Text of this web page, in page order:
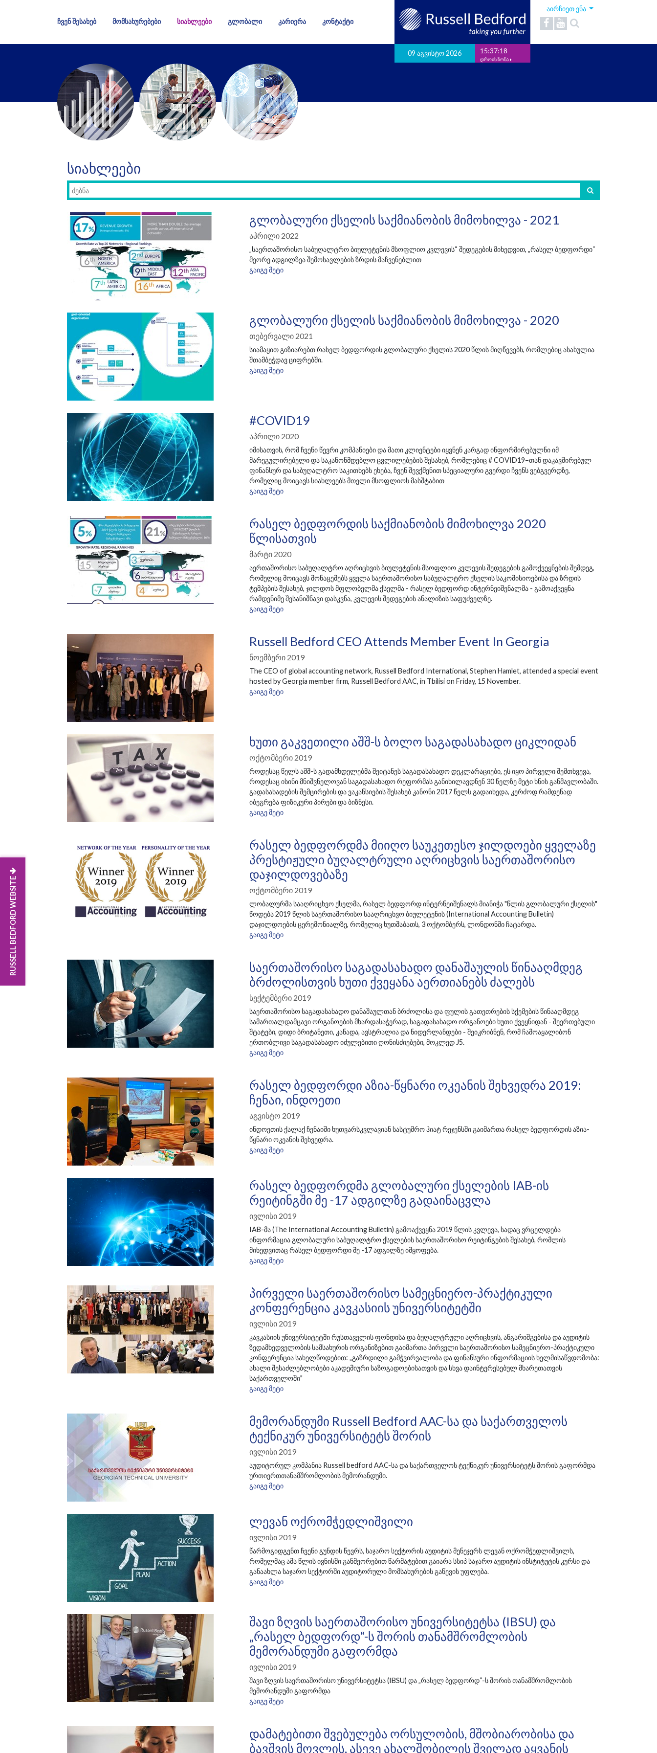
აირჩიეთ ენა
09 აგვისტო 2026 15:37:19
დროის ზონა
ᲩᲕᲔᲜ ᲨᲔᲡᲐᲮᲔᲑ ᲛᲝᲛᲡᲐᲮᲣᲠᲔᲑᲔᲑᲘ ᲡᲘᲐᲮᲚᲔᲔᲑᲘ ᲒᲚᲝᲑᲐᲚᲘ ᲙᲐᲠᲘᲔᲠᲐ ᲙᲝᲜᲢᲐᲥᲢᲘ
RUSSELL BEDFORD WEBSITE
ᲡᲘᲐᲮᲚᲔᲔᲑᲘ
Გლობალური Ქსელის Საქმიანობის Მიმოხილვა - 2021
Აპრილი 2022
„საერთაშორისო საბუღალტრო ბიულეტენის მსოფლიო კვლევის“ შედეგების მიხედვით, „რასელ ბედფორდი“
მეორე ადგილზეა შემოსავლების ზრდის მაჩვენებლით
ᲒᲐᲘᲒᲔ ᲛᲔᲢᲘ
Გლობალური Ქსელის Საქმიანობის Მიმოხილვა - 2020
Თებერვალი 2021
სიამაყით გიზიარებთ რასელ ბედფორდის გლობალური ქსელის 2020 წლის მიღწევებს, რომლებიც ასახულია
შთამბეჭდავ ციფრებში.
ᲒᲐᲘᲒᲔ ᲛᲔᲢᲘ
#COVID19
Აპრილი 2020
იმისათვის, რომ ჩვენი წევრი კომპანიები და მათი კლიენტები იყვნენ კარგად ინფორმირებულნი იმ
მარეგულირებელი და საკანონმდებლო ცვლილებების შესახებ, რომლებიც # COVID19–თან დაკავშირებულ
ფინანსურ და საბუღალტრო საკითხებს ეხება, ჩვენ შევქმენით სპეციალური გვერდი ჩვენს ვებგვერდზე,
რომელიც მოიცავს სიახლეებს მთელი მსოფლიოს მასშტაბით
ᲒᲐᲘᲒᲔ ᲛᲔᲢᲘ
Რასელ Ბედფორდის Საქმიანობის Მიმოხილვა 2020
Წლისათვის
Მარტი 2020
აერთაშორისო საბუღალტრო აღრიცხვის ბიულეტენის მსოფლიო კვლევის შედეგების გამოქვეყნების შემდეგ,
რომელიც მოიცავს მონაცემებს ყველა საერთაშორისო საბუღალტრო ქსელის საკომისიოებისა და ზრდის
ტემპების შესახებ, ჯილდოს მფლობელმა ქსელმა - რასელ ბედფორდ ინტერნეიშენალმა - გამოაქვეყნა
რამდენიმე შესანიშნავი დასკვნა, კვლევის შედეგების ანალიზის საფუძველზე.
ᲒᲐᲘᲒᲔ ᲛᲔᲢᲘ
Russell Bedford CEO Attends Member Event In Georgia
Ნოემბერი 2019
The CEO of global accounting network, Russell Bedford International, Stephen Hamlet, attended a special event
hosted by Georgia member firm, Russell Bedford AAC, in Tbilisi on Friday, 15 November.
ᲒᲐᲘᲒᲔ ᲛᲔᲢᲘ
Ხუთი Გაკვეთილი Აშშ-Ს Ბოლო Საგადასახადო Ციკლიდან
Ოქტომბერი 2019
როდესაც წელს აშშ-ს გადამხდელებმა შეიტანეს საგადასახადო დეკლარაციები, ეს იყო პირველი შემთხვევა,
როდესაც ისინი მნიშვნელოვან საგადასახადო რეფორმას განიხილავდნენ 30 წელზე მეტი ხნის განმავლობაში.
გადასახადების შემცირების და ვაკანსიების შესახებ კანონი 2017 წელს გადაიხედა, კერძოდ რამდენად
იბეგრება ფიზიკური პირები და ბიზნესი.
ᲒᲐᲘᲒᲔ ᲛᲔᲢᲘ
Რასელ Ბედფორდმა Მიიღო Საუკეთესო Ჯილდოები Ყველაზე
Პრესტიჟული Ბუღალტრული Აღრიცხვის Საერთაშორისო
Დაჯილდოვებაზე
Ოქტომბერი 2019
ლობალურმა სააღრიცხვო ქსელმა, რასელ ბედფორდ ინტერნეიშენალს მიანიჭა "წლის გლობალური ქსელის"
წოდება 2019 წლის საერთაშორისო სააღრიცხვო ბიულეტენის (International Accounting Bulletin)
დაჯილდოების ცერემონიალზე, რომელიც ხუთშაბათს, 3 ოქტომბერს, ლონდონში ჩატარდა.
ᲒᲐᲘᲒᲔ ᲛᲔᲢᲘ
Საერთაშორისო Საგადასახადო Დანაშაულის Წინააღმდეგ
Ბრძოლისთვის Ხუთი Ქვეყანა Აერთიანებს Ძალებს
Სექტემბერი 2019
საერთაშორისო საგადასახადო დანაშაულთან ბრძოლისა და ფულის გათეთრების სქემების წინააღმდეგ
სამართალდამცავი ორგანოების მხარდასაჭერად, საგადასახადო ორგანოები ხუთი ქვეყნიდან - შეერთებული
შტატები, დიდი ბრიტანეთი, კანადა, ავსტრალია და ნიდერლანდები - შეიკრიბნენ, რომ ჩამოაყალიბონ
ერთობლივი საგადასახადო იძულებითი ღონისძიებები, მოკლედ J5.
ᲒᲐᲘᲒᲔ ᲛᲔᲢᲘ
Რასელ Ბედფორდი Აზია-Წყნარი Ოკეანის Შეხვედრა 2019:
Ჩენაი, Ინდოეთი
Აგვისტო 2019
ინდოეთის ქალაქ ჩენაიში ხუთვარსკვლავიან სასტუმრო ჰიატ რეჯენსში გაიმართა რასელ ბედფორდის აზია-
წყნარი ოკეანის შეხვედრა.
ᲒᲐᲘᲒᲔ ᲛᲔᲢᲘ
Რასელ Ბედფორდმა Გლობალური Ქსელების IAB-Ის
Რეიტინგში Მე -17 Ადგილზე Გადაინაცვლა
Ივლისი 2019
IAB-მა (The International Accounting Bulletin) გამოაქვეყნა 2019 წლის კვლევა, სადაც ვრცელდება
ინფორმაცია გლობალური საბუღალტრო ქსელების საერთაშორისო რეიტინგების შესახებ, რომლის
მიხედვითაც რასელ ბედფორდი მე -17 ადგილზე იმყოფება.
ᲒᲐᲘᲒᲔ ᲛᲔᲢᲘ
Პირველი Საერთაშორისო Სამეცნიერო-Პრაქტიკული
Კონფერენცია Კავკასიის Უნივერსიტეტში
Ივლისი 2019
კავკასიის უნივერსიტეტში რუსთაველის ფონდისა და ბუღალტრული აღრიცხვის, ანგარიშგებისა და აუდიტის
ზედამხედველობის სამსახურის ორგანიზებით გაიმართა პირველი საერთაშორისო სამეცნიერო-პრაქტიკული
კონფერენცია სახელწოდებით: „გაზრდილი გამჭვირვალობა და ფინანსური ინფორმაციის ხელმისაწვდომობა:
ახალი შესაძლებლობები აკადემიური საზოგადოებისათვის და სხვა დაინტერესებულ მხარეთათვის
საქართველოში"
ᲒᲐᲘᲒᲔ ᲛᲔᲢᲘ
Მემორანდუმი Russell Bedford AAC-Სა Და Საქართველოს
Ტექნიკურ Უნივერსიტეტს Შორის
Ივლისი 2019
აუდიტორულ კომპანია Russell bedford AAC-სა და საქართველოს ტექნიკურ უნივერსიტეტს შორის გაფორმდა
ურთიერთთანამშრომლობის მემორანდუმი.
ᲒᲐᲘᲒᲔ ᲛᲔᲢᲘ
Ლევან Ოქრომჭედლიშვილი
Ივლისი 2019
წარმოგიდგენთ ჩვენი გუნდის წევრს, საჯარო სექტორის აუდიტის მენეჯერს ლევან ოქრომჭედლიშვილს,
რომელმაც ამა წლის ივნისში განმეორებით წარმატებით გაიარა სსიპ საჯარო აუდიტის ინსტიტუტის კურსი და
განაახლა საჯარო სექტორში აუდიტორული მომსახურების გაწევის უფლება.
ᲒᲐᲘᲒᲔ ᲛᲔᲢᲘ
Შავი Ზღვის Საერთაშორისო Უნივერსიტეტსა (IBSU) Და
„რასელ Ბედფორდ“-Ს Შორის Თანამშრომლობის
Მემორანდუმი Გაფორმდა
Ივლისი 2019
შავი ზღვის საერთაშორისო უნივერსიტეტსა (IBSU) და „რასელ ბედფორდ“-ს შორის თანამშრომლობის
მემორანდუმი გაფორმდა
ᲒᲐᲘᲒᲔ ᲛᲔᲢᲘ
Დამატებითი Შვებულება Ორსულობის, Მშობიარობისა Და
Ბავშვის Მოვლის, Ასევე Ახალშობილის Შვილად Აყვანის